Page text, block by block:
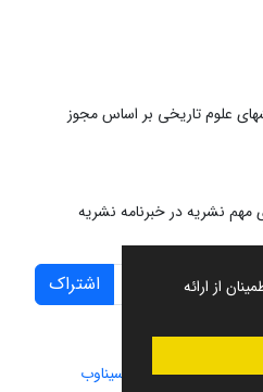
از ارائه
علوم تاریخی بر اساس مجوز
مهم نشریه در خبرنامه نشریه
اشتراک
و پیاده سازی از سیناوب